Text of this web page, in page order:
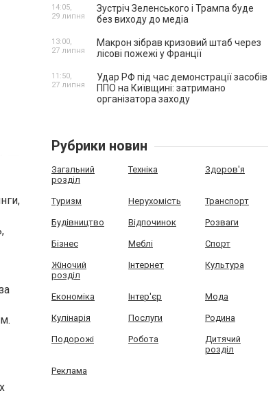
Зустріч Зеленського і Трампа буде
без виходу до медіа
14:05,
29 липня
Макрон зібрав кризовий штаб через
лісові пожежі у Франції
13:00,
27 липня
Удар РФ під час демонстрації засобів
ППО на Київщині: затримано
організатора заходу
11:50,
27 липня
Рубрики новин
Загальний
розділ
Техніка Здоров'я
Туризм Нерухомість Транспорт
Будівництво Відпочинок Розваги
Бізнес Меблі Спорт
Жіночий
розділ
Інтернет Культура
Економіка Інтер'єр Мода
Кулінарія Послуги Родина
Подорожі Робота
Дитячий
розділ
Реклама